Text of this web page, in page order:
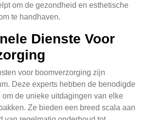
om de gezondheid en esthetische
te handhaven.
Dienste Voor
voor boomverzorging zijn
Deze experts hebben de benodigde
om de unieke uitdagingen van elke
Ze bieden een breed scala aan